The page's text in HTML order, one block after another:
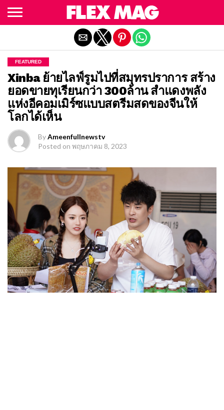
FEATURED
Xinba ย้ายไลฟ์รูมไปที่สมุทรปราการ สร้าง
ยอดขายทุเรียนกว่า 300ล้าน สำแดงพลัง
แห่งอีคอมเมิร์ซแบบสตรีมสดของจีนให้
โลกได้เห็น
ByAmeenfullnewstv
Posted on พฤษภาคม 8, 2023
Exit mobile version